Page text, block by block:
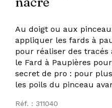
Au doigt ou aux
appliquer les fards à
pour réaliser des tracés
le Fard à Paupières
secret de pro : pour
les poils du pinceau
Réf. : 311040